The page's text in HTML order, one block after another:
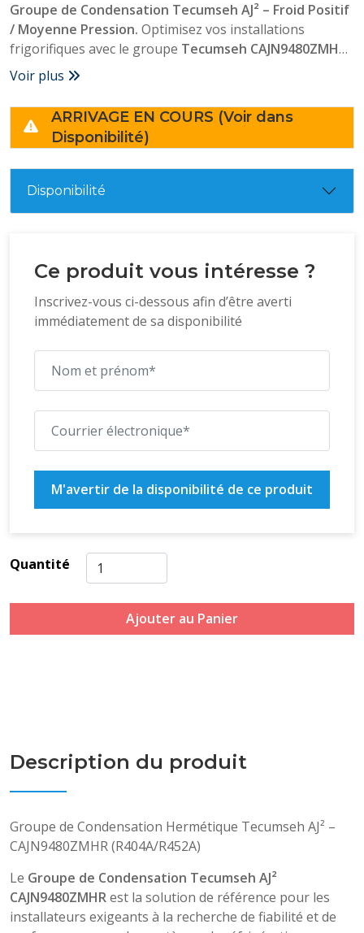
Groupe de Condensation Tecumseh AJ² – Froid Positif
/ Moyenne Pression. Optimisez vos installations
frigorifiques avec le groupe Tecumseh CAJN9480ZMHR
Ce groupe hermétique monophasé (230V) est conçu
pour les applications de froid commercial (vitrines,
chambres froides). Polyvalent, il est compatible multi-
fluides (R404A, R452A, R449A) et offre une puissance
frigorifique fiable (~1200W) même en ambiance chaude.
Robuste, compact et prêt à poser.
Voir plus
ARRIVAGE EN COURS (Voir dans
Disponibilité)
Disponibilité
Ce produit vous intéresse ?
Inscrivez-vous ci-dessous afin d’être averti
immédiatement de sa disponibilité
M'avertir de la disponibilité de ce produit
Quantité
Ajouter au Panier
Description du produit
Groupe de Condensation Hermétique Tecumseh AJ² –
CAJN9480ZMHR (R404A/R452A)
Le Groupe de Condensation Tecumseh AJ²
CAJN9480ZMHRest la solution de référence pour les
installateurs exigeants à la recherche de fiabilité et de